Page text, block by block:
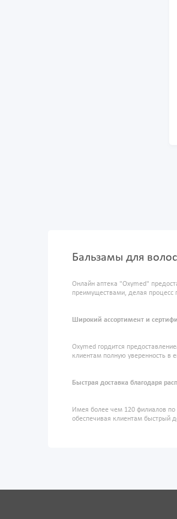
Бальзамы для
Онлайн аптека "Oxymed"
преимуществами, делая
Широкий ассортимент и
Oxymed гордится
клиентам полную уверенность в
Быстрая доставка благодаря
Имея более чем 120 филиалов по
обеспечивая клиентам быстрый